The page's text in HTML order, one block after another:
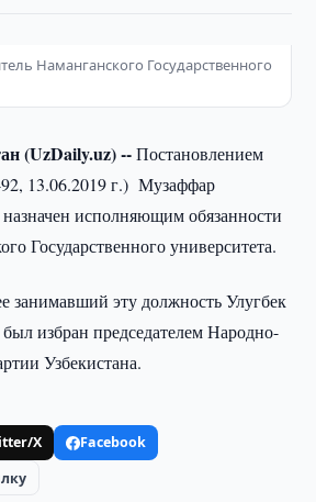
Наманганского Государственного
(UzDaily.uz) --Постановлением
13.06.2019 г.) Музаффар
исполняющим обязанности
Государственного университета.
занимавший эту должность Улугбек
избран председателем Народно-
Узбекистана.
X
Facebook